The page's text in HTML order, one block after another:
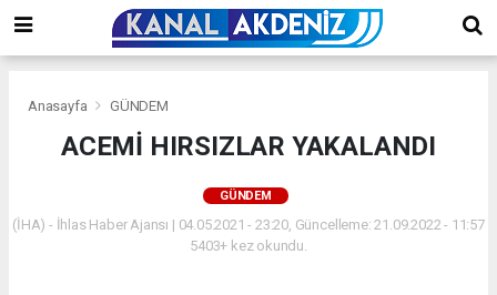
Anasayfa GÜNDEM
ACEMİ HIRSIZLAR YAKALANDI
GÜNDEM
(İHA) - İhlas Haber Ajansı | 04.05.2021 - 23:20, Güncelleme: 21.09.2022 - 11:57
5403+ kez okundu.